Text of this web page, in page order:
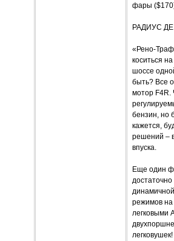
фары
РАДИУС
«Рено-
коситься
шоссе
быть? Все
мотор F4R.
бензин, но
кажется,
решений –
впуска.
Еще один
режимов на
легковыми